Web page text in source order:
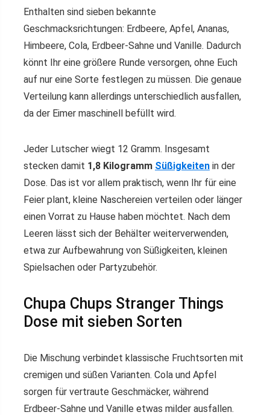
Enthalten sind sieben bekannte
Geschmacksrichtungen: Erdbeere, Apfel, Ananas,
Himbeere, Cola, Erdbeer-Sahne und Vanille. Dadurch
könnt Ihr eine größere Runde versorgen, ohne Euch
auf nur eine Sorte festlegen zu müssen. Die genaue
Verteilung kann allerdings unterschiedlich ausfallen,
da der Eimer maschinell befüllt wird.
Jeder Lutscher wiegt 12 Gramm. Insgesamt
stecken damit 1,8 Kilogramm Süßigkeiten in der
Dose. Das ist vor allem praktisch, wenn Ihr für eine
Feier plant, kleine Naschereien verteilen oder länger
einen Vorrat zu Hause haben möchtet. Nach dem
Leeren lässt sich der Behälter weiterverwenden,
etwa zur Aufbewahrung von Süßigkeiten, kleinen
Spielsachen oder Partyzubehör.
Chupa Chups Stranger Things
Dose mit sieben Sorten
Die Mischung verbindet klassische Fruchtsorten mit
cremigen und süßen Varianten. Cola und Apfel
sorgen für vertraute Geschmäcker, während
Erdbeer-Sahne und Vanille etwas milder ausfallen.